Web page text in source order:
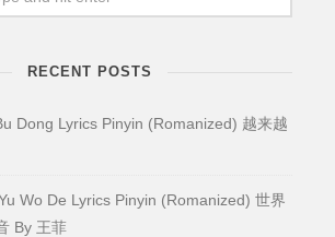
RECENT POSTS
Dong Lyrics Pinyin (Romanized) 越来越
Wo De Lyrics Pinyin (Romanized) 世界
By 王菲